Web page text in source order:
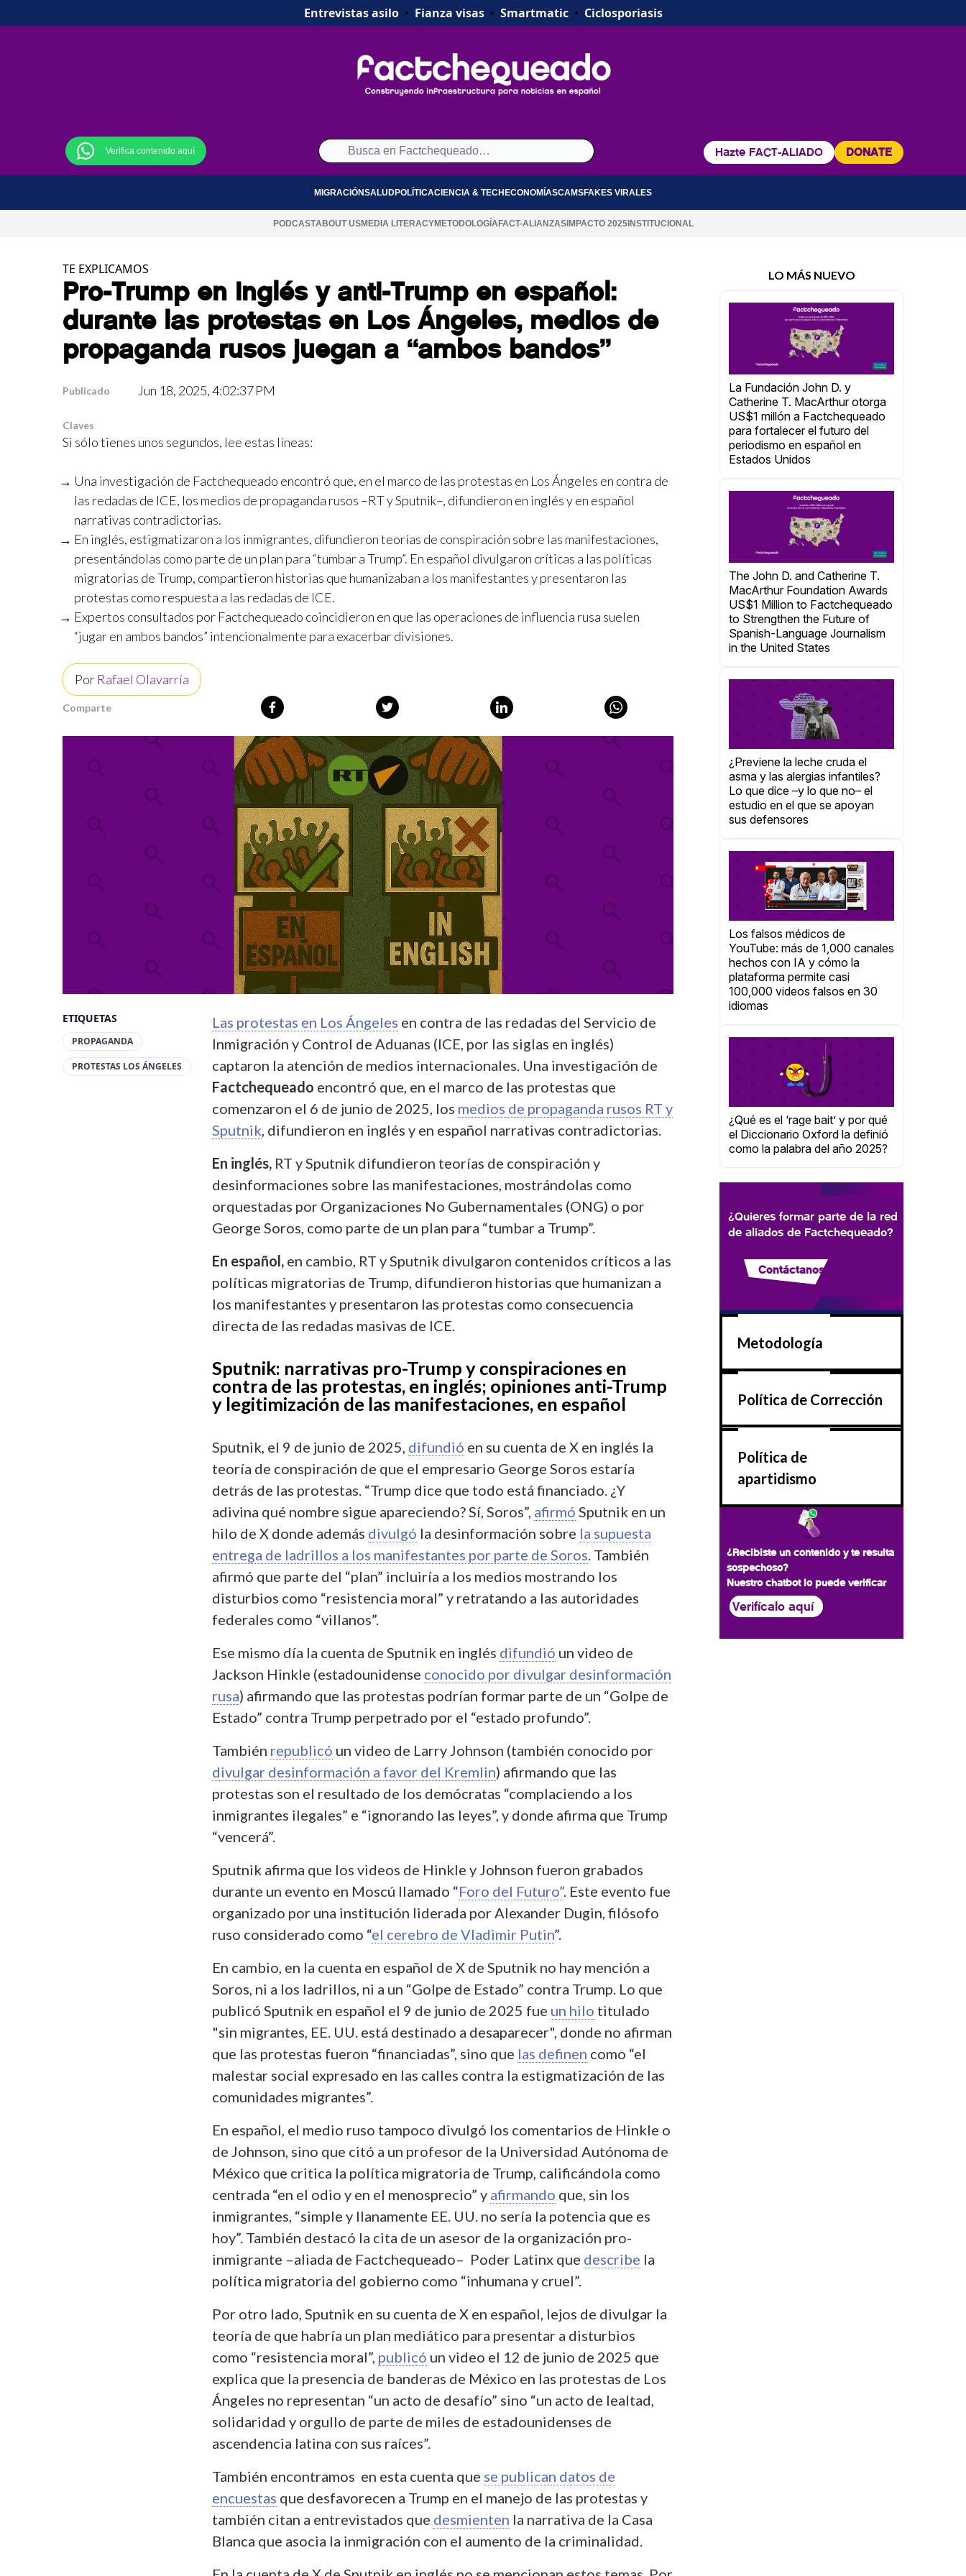
Entrevistas asilo• Fianza visas• Smartmatic• Ciclosporiasis
Verifica contenido aquí Hazte FACT-ALIADO DONATE
MIGRACIÓNSALUDPOLÍTICACIENCIA & TECH ECONOMÍASCAMSFAKES VIRALES
PODCASTABOUT USMEDIA LITERACYMETODOLOGÍA FACT-ALIANZASIMPACTO 2025INSTITUCIONAL
TE EXPLICAMOS
Pro-Trump en inglés y anti-Trump en español:
durante las protestas en Los Ángeles, medios de
propaganda rusos juegan a “ambos bandos”
Publicado Jun 18, 2025, 4:02:37 PM
Claves
Si sólo tienes unos segundos, lee estas líneas:
Una investigación de Factchequeado encontró que, en el marco de las protestas en Los Ángeles en contra de
las redadas de ICE, los medios de propaganda rusos –RT y Sputnik–, difundieron en inglés y en español
narrativas contradictorias.
En inglés, estigmatizaron a los inmigrantes, difundieron teorías de conspiración sobre las manifestaciones,
presentándolas como parte de un plan para “tumbar a Trump”. En español divulgaron críticas a las políticas
migratorias de Trump, compartieron historias que humanizaban a los manifestantes y presentaron las
protestas como respuesta a las redadas de ICE.
Expertos consultados por Factchequeado coincidieron en que las operaciones de influencia rusa suelen
“jugar en ambos bandos” intencionalmente para exacerbar divisiones.
Por Rafael Olavarría
Comparte
ETIQUETAS
PROPAGANDA
PROTESTAS LOS ÁNGELES
Las protestas en Los Ángeles en contra de las redadas del Servicio de
Inmigración y Control de Aduanas (ICE, por las siglas en inglés)
captaron la atención de medios internacionales. Una investigación de
Factchequeado encontró que, en el marco de las protestas que
comenzaron el 6 de junio de 2025, los medios de propaganda rusos RT y
Sputnik , difundieron en inglés y en español narrativas contradictorias.
En inglés, RT y Sputnik difundieron teorías de conspiración y
desinformaciones sobre las manifestaciones, mostrándolas como
orquestadas por Organizaciones No Gubernamentales (ONG) o por
George Soros, como parte de un plan para “tumbar a Trump”.
En español, en cambio, RT y Sputnik divulgaron contenidos críticos a las
políticas migratorias de Trump, difundieron historias que humanizan a
los manifestantes y presentaron las protestas como consecuencia
directa de las redadas masivas de ICE.
Sputnik: narrativas pro-Trump y conspiraciones en
contra de las protestas, en inglés; opiniones anti-Trump
y legitimización de las manifestaciones, en español
Sputnik, el 9 de junio de 2025, difundió en su cuenta de X en inglés la
teoría de conspiración de que el empresario George Soros estaría
detrás de las protestas. “Trump dice que todo está financiado. ¿Y
adivina qué nombre sigue apareciendo? Sí, Soros”, afirmó Sputnik en un
hilo de X donde además divulgó la desinformación sobre la supuesta
entrega de ladrillos a los manifestantes por parte de Soros . También
afirmó que parte del “plan” incluiría a los medios mostrando los
disturbios como “resistencia moral” y retratando a las autoridades
federales como “villanos”.
Ese mismo día la cuenta de Sputnik en inglés difundió un video de
Jackson Hinkle (estadounidense conocido por divulgar desinformación
rusa) afirmando que las protestas podrían formar parte de un “Golpe de
Estado” contra Trump perpetrado por el “estado profundo”.
También republicó un video de Larry Johnson (también conocido por
divulgar desinformación a favor del Kremlin) afirmando que las
protestas son el resultado de los demócratas “complaciendo a los
inmigrantes ilegales” e “ignorando las leyes”, y donde afirma que Trump
“vencerá”.
Sputnik afirma que los videos de Hinkle y Johnson fueron grabados
durante un evento en Moscú llamado “Foro del Futuro”. Este evento fue
organizado por una institución liderada por Alexander Dugin, filósofo
ruso considerado como “el cerebro de Vladimir Putin”.
En cambio, en la cuenta en español de X de Sputnik no hay mención a
Soros, ni a los ladrillos, ni a un “Golpe de Estado” contra Trump. Lo que
publicó Sputnik en español el 9 de junio de 2025 fue un hilo titulado
"sin migrantes, EE. UU. está destinado a desaparecer", donde no afirman
que las protestas fueron “financiadas”, sino que las definen como “el
malestar social expresado en las calles contra la estigmatización de las
comunidades migrantes”.
En español, el medio ruso tampoco divulgó los comentarios de Hinkle o
de Johnson, sino que citó a un profesor de la Universidad Autónoma de
México que critica la política migratoria de Trump, calificándola como
centrada “en el odio y en el menosprecio” y afirmando que, sin los
inmigrantes, “simple y llanamente EE. UU. no sería la potencia que es
hoy”. También destacó la cita de un asesor de la organización pro-
inmigrante –aliada de Factchequeado– Poder Latinx que describe la
política migratoria del gobierno como “inhumana y cruel”.
Por otro lado, Sputnik en su cuenta de X en español, lejos de divulgar la
teoría de que habría un plan mediático para presentar a disturbios
como “resistencia moral”, publicó un video el 12 de junio de 2025 que
explica que la presencia de banderas de México en las protestas de Los
Ángeles no representan “un acto de desafío” sino “un acto de lealtad,
solidaridad y orgullo de parte de miles de estadounidenses de
ascendencia latina con sus raíces”.
También encontramos en esta cuenta que se publican datos de
encuestas que desfavorecen a Trump en el manejo de las protestas y
también citan a entrevistados que desmienten la narrativa de la Casa
Blanca que asocia la inmigración con el aumento de la criminalidad.
LO MÁS NUEVO
La Fundación John D. y
Catherine T. MacArthur otorga
US$1 millón a Factchequeado
para fortalecer el futuro del
periodismo en español en
Estados Unidos
The John D. and Catherine T.
MacArthur Foundation Awards
US$1 Million to Factchequeado
to Strengthen the Future of
Spanish-Language Journalism
in the United States
¿Previene la leche cruda el
asma y las alergias infantiles?
Lo que dice –y lo que no– el
estudio en el que se apoyan
sus defensores
Los falsos médicos de
YouTube: más de 1,000 canales
hechos con IA y cómo la
plataforma permite casi
100,000 videos falsos en 30
idiomas
¿Qué es el ‘rage bait’ y por qué
el Diccionario Oxford la definió
como la palabra del año 2025?
¿Quieres formar parte de la red
de aliados de Factchequeado?
Contáctanos
Metodología
Política de Corrección
Política de
apartidismo
¿Recibiste un contenido y te resulta
sospechoso?
Nuestro chatbot lo puede verificar
Verifícalo aquí